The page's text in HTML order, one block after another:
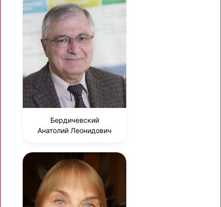
Бердичевский
Анатолий Леонидович